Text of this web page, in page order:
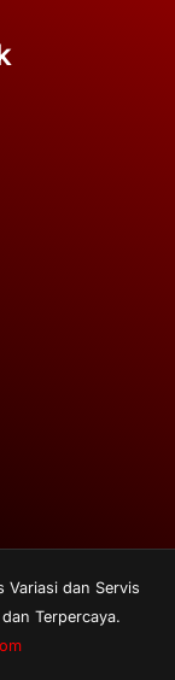
dan Servis
Terpercaya.